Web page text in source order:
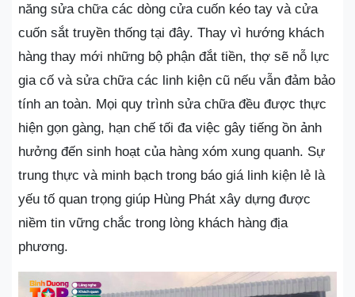
năng sửa chữa các dòng cửa cuốn kéo tay và cửa
cuốn sắt truyền thống tại đây. Thay vì hướng khách
hàng thay mới những bộ phận đắt tiền, thợ sẽ nỗ lực
gia cố và sửa chữa các linh kiện cũ nếu vẫn đảm bảo
tính an toàn. Mọi quy trình sửa chữa đều được thực
hiện gọn gàng, hạn chế tối đa việc gây tiếng ồn ảnh
hưởng đến sinh hoạt của hàng xóm xung quanh. Sự
trung thực và minh bạch trong báo giá linh kiện lẻ là
yếu tố quan trọng giúp Hùng Phát xây dựng được
niềm tin vững chắc trong lòng khách hàng địa
phương.